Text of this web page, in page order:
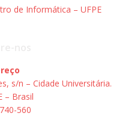
de Informática – UFPE
s/n – Cidade Universitária.
– Brasil
560